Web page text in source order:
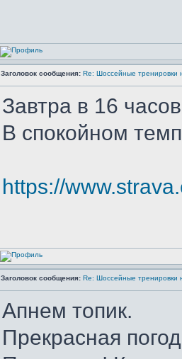
Заголовок сообщения: Re: Шоссейные тренировки
Завтра в 16
В спокойном
https://
Заголовок сообщения: Re: Шоссейные тренировки
Апнем топик.
Прекрасная